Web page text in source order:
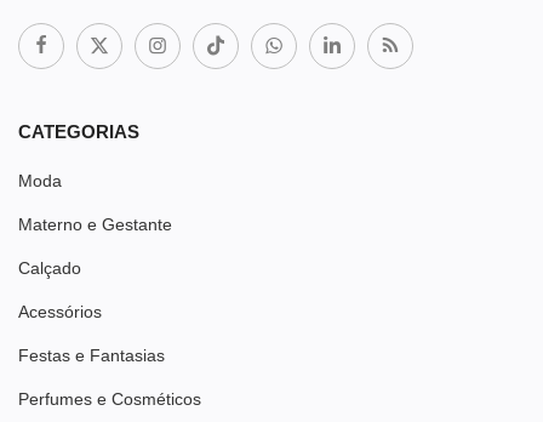
CATEGORIAS
Moda
Materno e Gestante
Calçado
Acessórios
Festas e Fantasias
Perfumes e Cosméticos